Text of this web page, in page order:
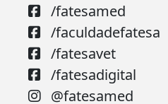
/fatesamed
/faculdadefatesa
/fatesavet
/fatesadigital
@fatesamed